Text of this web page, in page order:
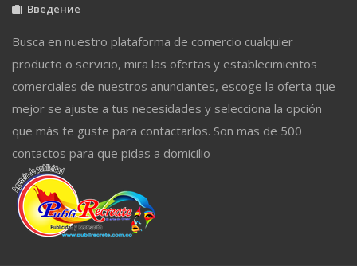
Введение
Busca en nuestro plataforma de comercio cualquier
producto o servicio, mira las ofertas y establecimientos
comerciales de nuestros anunciantes, escoge la oferta que
mejor se ajuste a tus necesidades y selecciona la opción
que más te guste para contactarlos. Son mas de 500
contactos para que pidas a domicilio